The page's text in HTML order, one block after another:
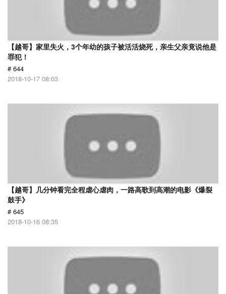
【越哥】家里失火，3个年幼的孩子被活活烧死，亲生父亲竟说他是
罪犯！
# 644
2018-10-17 08:03
【越哥】几分钟看完全程虐心虐肉，一路高歌到高潮的电影《爆裂
鼓手》
# 645
2018-10-16 08:35